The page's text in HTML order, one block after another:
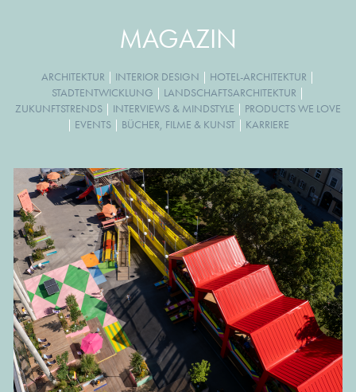
MAGAZIN
ARCHITEKTUR | INTERIOR DESIGN | HOTEL-ARCHITEKTUR |
STADTENTWICKLUNG | LANDSCHAFTSARCHITEKTUR |
ZUKUNFTSTRENDS | INTERVIEWS & MINDSTYLE | PRODUCTS WE LOVE
| EVENTS | BÜCHER, FILME & KUNST | KARRIERE